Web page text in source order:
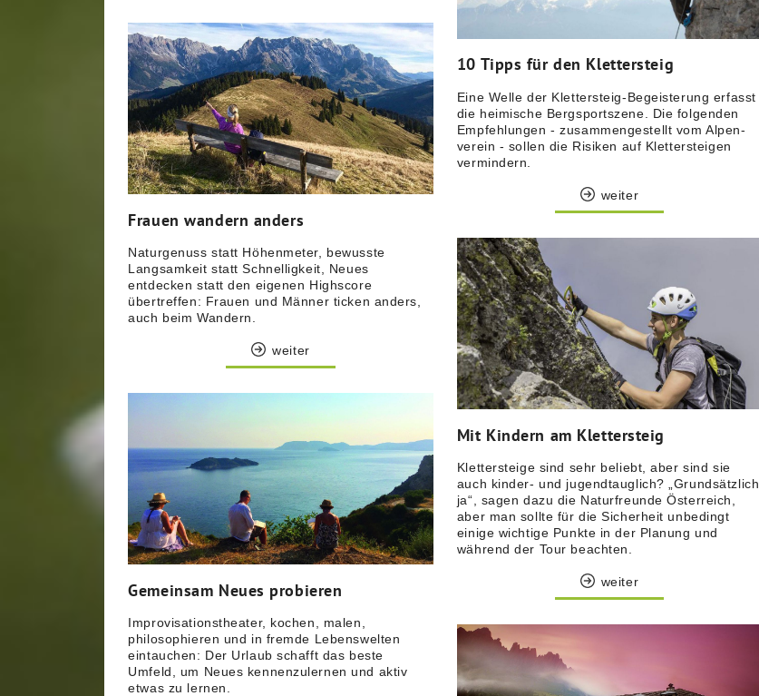
Frauen wandern anders
Naturgenuss statt Höhenmeter, bewusste
Langsamkeit statt Schnelligkeit, Neues
entdecken statt den eigenen Highscore
übertreffen: Frauen und Männer ticken anders,
auch beim Wandern.
weiter
Gemeinsam Neues probieren
Improvisationstheater, kochen, malen,
philosophieren und in fremde Lebenswelten
eintauchen: Der Urlaub schafft das beste
Umfeld, um Neues kennenzulernen und aktiv
etwas zu lernen.
10 Tipps für den Klettersteig
Eine Welle der Klettersteig-Begeisterung erfasst
die heimische Bergsportszene. Die folgenden
Empfehlungen - zusammengestellt vom Alpen­
verein - sollen die Risiken auf Klettersteigen
vermindern.
weiter
Mit Kindern am Klettersteig
Klettersteige sind sehr beliebt, aber sind sie
auch kinder- und jugendtauglich? „Grundsätzlich
ja“, sagen dazu die Naturfreunde Österreich,
aber man sollte für die Sicherheit unbedingt
einige wichtige Punkte in der Planung und
während der Tour beachten.
weiter